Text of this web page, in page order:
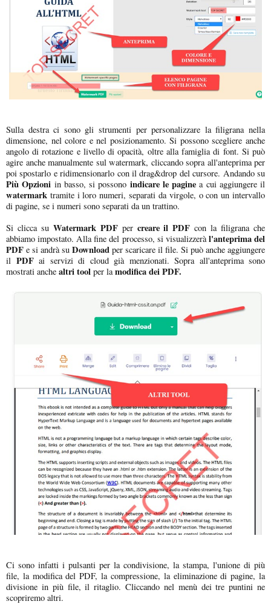
Sulla destra ci sono gli strumenti per personalizzare la filigrana nella
dimensione, nel colore e nel posizionamento. Si possono scegliere anche
angolo di rotazione e livello di opacità, oltre alla famiglia di font. Si può
agire anche manualmente sul watermark, cliccando sopra all'anteprima per
poi spostarlo e ridimensionarlo con il drag&drop del cursore. Andando su
Più Opzioni in basso, si possono indicare le pagine a cui aggiungere il
watermark tramite i loro numeri, separati da virgole, o con un intervallo
di pagine, se i numeri sono separati da un trattino.
Si clicca su Watermark PDFper creare il PDF con la filigrana che
abbiamo impostato. Alla fine del processo, si visualizzerà l'anteprima del
PDF e si andrà su Download per scaricare il file. Si può anche aggiungere
il PDFai servizi di cloud già menzionati. Sopra all'anteprima sono
mostrati anche altri tool per lamodifica dei PDF.
Ci sono infatti i pulsanti per la condivisione, la stampa, l'unione di più
file, la modifica del PDF, la compressione, la eliminazione di pagine, la
divisione in più file, il ritaglio. Cliccando nel menù dei tre puntini ne
scopriremo altri.